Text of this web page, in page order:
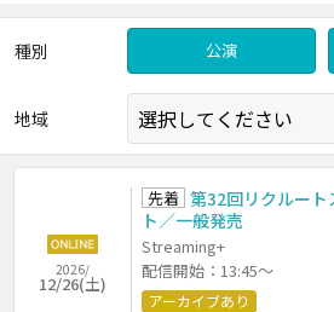
種別 公演
地域
2026/
12/26(土)
先着 第32回リクルー
ト／一般発売
Streaming+
配信開始：13:45～
アーカイブあり